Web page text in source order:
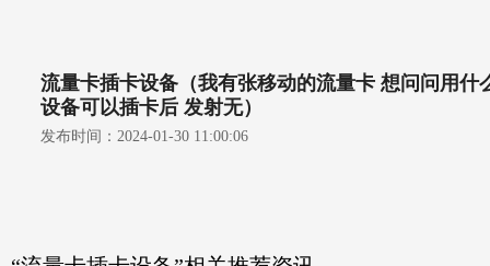
流量卡插卡设备（我有张移动的流量卡 想问问用什
设备可以插卡后 发射无）
发布时间： 2024-01-30 11:00:06